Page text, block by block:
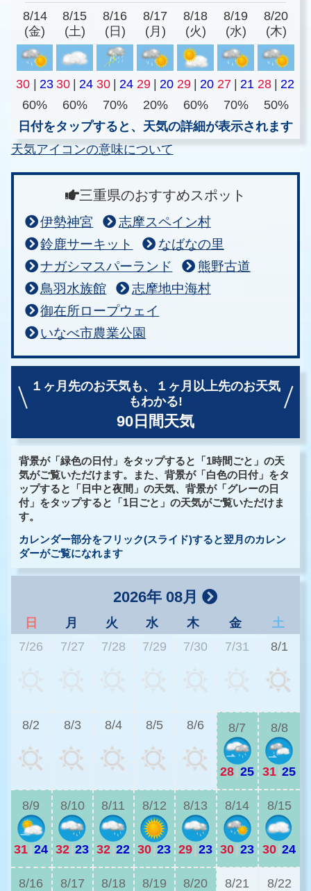
8/14
(金)
8/15
(土)
8/16
(日)
8/17
(月)
8/18
(火)
8/19
(水)
8/20
(木)
30 23 30 24 30 24 29 20 29 20 27 21 28
22
60%
60% 70% 20% 60% 70%
50%
日付をタップすると、天気の詳細が表示されます
天気アイコンの意味について
三重県のおすすめスポット
伊勢神宮
志摩スペイン村
鈴鹿サーキット
なばなの里
ナガシマスパーランド
熊野古道
鳥羽水族館
志摩地中海村
御在所ロープウェイ
いなべ市農業公園
１ヶ月先のお天気も、
１ヶ月以上先のお天気
もわかる!
90日間天気
背景が「緑色の日付」をタップすると「1時間ごと」の天
気がご覧いただけます。また、背景が「白色の日付」をタ
ップすると「日中と夜間」の天気、背景が「グレーの日
付」をタップすると「1日ごと」の天気がご覧いただけま
す。
カレンダー部分をフリック(スライド)すると翌月のカレン
ダーがご覧になれます
2026年 08月
日 月 火 水 木 金
土
7/26
7/27 7/28 7/29 7/30 7/31 8/1
8/2 8/3 8/4 8/5 8/6 8/7
28|25
8/8
31|25
8/9
31|24
8/10
32|23
8/11
32|22
8/12
30|23
8/13
29|23
8/14
30|23
8/15
30|24
8/16 8/17 8/18 8/19 8/20 8/21 8/22